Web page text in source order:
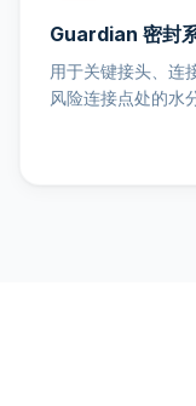
Guardian 密封
用于关键接头、连
风险连接点处的水